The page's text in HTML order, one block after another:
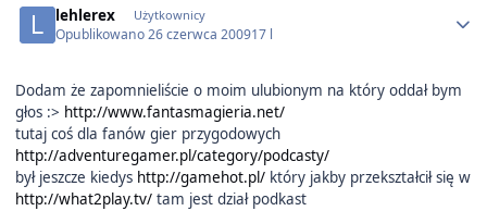
lehlerex Użytkownicy
Opublikowano26 czerwca 200917 l
Dodam że zapomnieliście o moim ulubionym na który oddał bym
głos :> http://www.fantasmagieria.net/
tutaj coś dla fanów gier przygodowych
http://adventuregamer.pl/category/podcasty/
był jeszcze kiedys http://gamehot.pl/który jakby przekształcił się w
http://what2play.tv/tam jest dział podkast